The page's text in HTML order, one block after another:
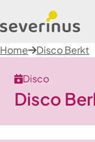
Home Disco Berkt
Disco
Disco